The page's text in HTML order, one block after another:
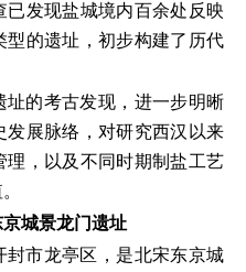
发现盐城境内百余处反映
的遗址，初步构建了历代
的考古发现，进一步明晰
发展脉络，对研究西汉以来
，以及不同时期制盐工艺
城景龙门遗址
市龙亭区，是北宋东京城